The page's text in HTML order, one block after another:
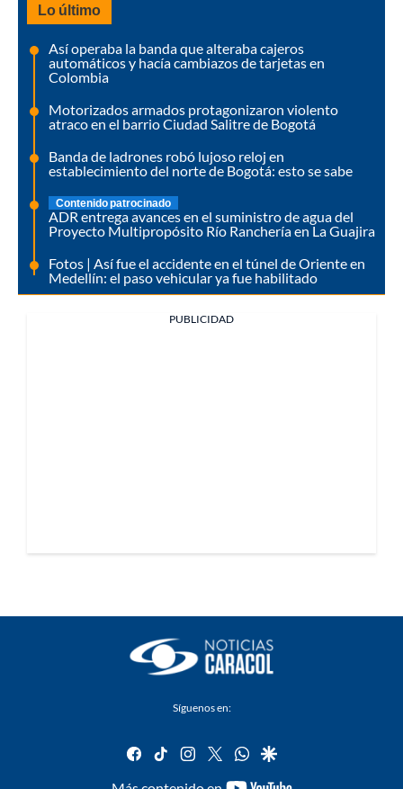
Lo último
Así operaba la banda que alteraba cajeros
automáticos y hacía cambiazos de tarjetas en
Colombia
Motorizados armados protagonizaron violento
atraco en el barrio Ciudad Salitre de Bogotá
Banda de ladrones robó lujoso reloj en
establecimiento del norte de Bogotá: esto se sabe
Contenido patrocinado
ADR entrega avances en el suministro de agua del
Proyecto Multipropósito Río Ranchería en La Guajira
Fotos | Así fue el accidente en el túnel de Oriente en
Medellín: el paso vehicular ya fue habilitado
PUBLICIDAD
Síguenos en:
facebook
tiktok instagram
twitterwhatsapp
google